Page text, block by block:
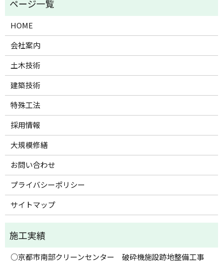
HOME
会社案内
土木技術
建築技術
特殊工法
採用情報
大規模修繕
お問い合わせ
プライバシーポリシー
サイトマップ
○京都市南部クリーンセンター 破砕機施設跡地整備工事